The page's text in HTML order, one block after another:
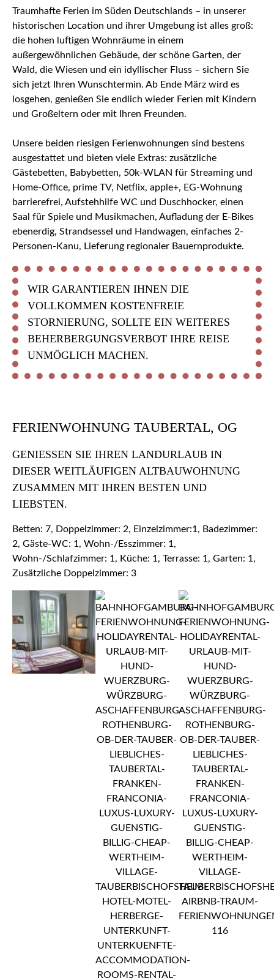
Traumhafte Ferien im Süden Deutschlands – in unserer
historischen Location und ihrer Umgebung ist alles groß:
die hohen luftigen Wohnräume in einem
außergewöhnlichen Gebäude, der schöne Garten, der
Wald, die Wiesen und ein idyllischer Fluss – sichern Sie
sich jetzt Ihren Wunschtermin. Ab Ende März wird es
losgehen, genießen Sie endlich wieder Ferien mit Kindern
und Großeltern oder mit Ihren Freunden.
Unsere beiden riesigen Ferienwohnungen sind bestens
ausgestattet und bieten viele Extras: zusätzliche
Gästebetten, Babybetten, 50k-WLAN für Streaming und
Home-Office, prime TV, Netflix, apple+, EG-Wohnung
barrierefrei, Aufstehhilfe WC und Duschhocker, einen
Saal für Spiele und Musikmachen, Aufladung der E-Bikes
ebenerdig, Strandsessel und Handwagen, einfaches 2-
Personen-Kanu, Lieferung regionaler Bauernprodukte.
WIR GARANTIEREN IHNEN DIE
VOLLKOMMEN KOSTENFREIE
STORNIERUNG, SOLLTE EIN WEITERES
BEHERBERGUNGSVERBOT IHRE REISE
UNMÖGLICH MACHEN.
FERIENWOHNUNG TAUBERTAL, OG
GENIESSEN SIE IHREN LANDURLAUB IN D
IESER WEITLÄUFIGEN ALTBAUWOHNUNG Z
USAMMEN MIT IHREN BESTEN UND L
IEBSTEN.
Betten: 7, Doppelzimmer: 2, Einzelzimmer:1, Badezimmer:
2, Gäste-WC: 1, Wohn-/Esszimmer: 1,
Wohn-/Schlafzimmer: 1, Küche: 1, Terrasse: 1, Garten: 1,
Zusätzliche Doppelzimmer: 3